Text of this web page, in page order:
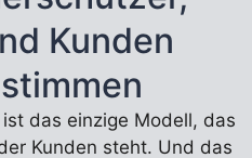
Kunden
das einzige Modell, das
Kunden steht. Und das